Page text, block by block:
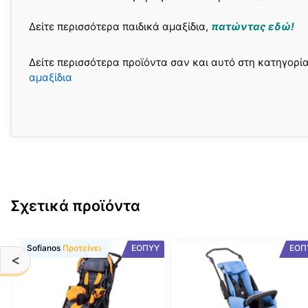
<
Δείτε περισσότερα παιδικά αμαξίδια, πατώντας εδώ!
Δείτε περισσότερα προϊόντα σαν και αυτό στη κατηγορία
αμαξίδια
Σχετικά προϊόντα
ΕΟΠΥΥ
Sofianos Προτείνει
Αυτό
το
προϊόν